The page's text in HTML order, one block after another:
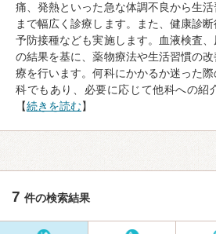
痛、発熱といった急な体調不良から生
まで幅広く診療します。また、健康診
予防接種なども実施します。血液検査
の結果を基に、薬物療法や生活習慣の
療を行います。何科にかかるか迷った
科でもあり、必要に応じて他科への紹
【続きを読む】
7 件の検索結果